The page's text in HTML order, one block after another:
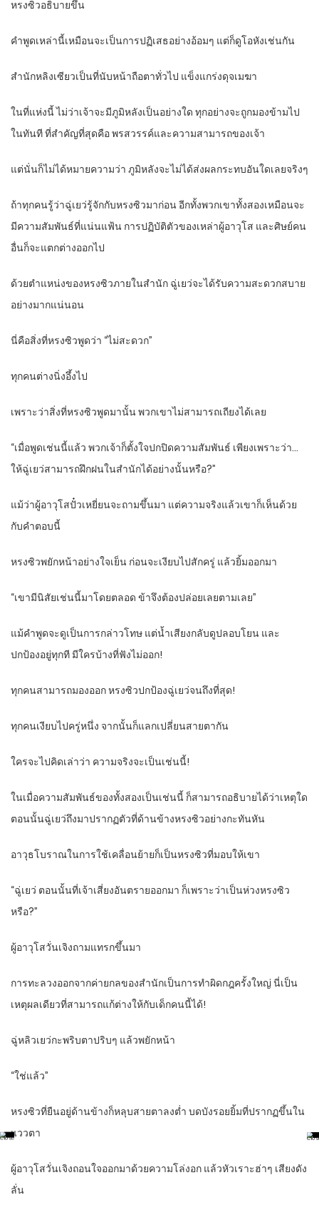
หรงซิวอธิบายขึ้น
คำพูดเหล่านี้เหมือนจะเป็นการปฏิเสธอย่างอ้อมๆ แต่ก็ดูโอหังเช่นกัน
สำนักหลิงเซียวเป็นที่นับหน้าถือตาทั่วไป แข็งแกร่งดุจเมฆา
ในที่แห่งนี้ ไม่ว่าเจ้าจะมีภูมิหลังเป็นอย่างใด ทุกอย่างจะถูกมองข้ามไป
ในทันที ที่สำคัญที่สุดคือ พรสวรรค์และความสามารถของเจ้า
แต่นั่นก็ไม่ได้หมายความว่า ภูมิหลังจะไม่ได้ส่งผลกระทบอันใดเลยจริงๆ
ถ้าทุกคนรู้ว่าฉู่เยว่รู้จักกับหรงซิวมาก่อน อีกทั้งพวกเขาทั้งสองเหมือนจะ
มีความสัมพันธ์ที่แน่นแฟ้น การปฏิบัติตัวของเหล่าผู้อาวุโส และศิษย์คน
อื่นก็จะแตกต่างออกไป
ด้วยตำแหน่งของหรงซิวภายในสำนัก ฉู่เยว่จะได้รับความสะดวกสบาย
อย่างมากแน่นอน
นี่คือสิ่งที่หรงซิวพูดว่า “ไม่สะดวก”
ทุกคนต่างนิ่งอึ้งไป
เพราะว่าสิ่งที่หรงซิวพูดมานั้น พวกเขาไม่สามารถเถียงได้เลย
“เมื่อพูดเช่นนี้แล้ว พวกเจ้าก็ตั้งใจปกปิดความสัมพันธ์ เพียงเพราะว่า…
ให้ฉู่เยว่สามารถฝึกฝนในสำนักได้อย่างนั้นหรือ?”
แม้ว่าผู้อาวุโสปั๋วเหยี่ยนจะถามขึ้นมา แต่ความจริงแล้วเขาก็เห็นด้วย
กับคำตอบนี้
หรงซิวพยักหน้าอย่างใจเย็น ก่อนจะเงียบไปสักครู่ แล้วยิ้มออกมา
“เขามีนิสัยเช่นนี้มาโดยตลอด ข้าจึงต้องปล่อยเลยตามเลย”
แม้คำพูดจะดูเป็นการกล่าวโทษ แต่น้ำเสียงกลับดูปลอบโยน และ
ปกป้องอยู่ทุกที มีใครบ้างที่ฟังไม่ออก!
ทุกคนสามารถมองออก หรงซิวปกป้องฉู่เยว่จนถึงที่สุด!
ทุกคนเงียบไปครู่หนึ่ง จากนั้นก็แลกเปลี่ยนสายตากัน
ใครจะไปคิดเล่าว่า ความจริงจะเป็นเช่นนี้!
ในเมื่อความสัมพันธ์ของทั้งสองเป็นเช่นนี้ ก็สามารถอธิบายได้ว่าเหตุใด
ตอนนั้นฉู่เยว่ถึงมาปรากฏตัวที่ด้านข้างหรงซิวอย่างกะทันหัน
อาวุธโบราณในการใช้เคลื่อนย้ายก็เป็นหรงซิวที่มอบให้เขา
“ฉู่เยว่ ตอนนั้นที่เจ้าเสี่ยงอันตรายออกมา ก็เพราะว่าเป็นห่วงหรงซิว
หรือ?”
ผู้อาวุโสวั่นเจิงถามแทรกขึ้นมา
การทะลวงออกจากค่ายกลของสำนักเป็นการทำผิดกฎครั้งใหญ่ นี่เป็น
เหตุผลเดียวที่สามารถแก้ต่างให้กับเด็กคนนี้ได้!
ฉู่หลิวเยว่กะพริบตาปริบๆ แล้วพยักหน้า
“ใช่แล้ว”
หรงซิวที่ยืนอยู่ด้านข้างก็หลุบสายตาลงต่ำ บดบังรอยยิ้มที่ปรากฏขึ้นใน
แววตา
ผู้อาวุโสวั่นเจิงถอนใจออกมาด้วยความโล่งอก แล้วหัวเราะฮ่าๆ เสียงดัง
ลั่น